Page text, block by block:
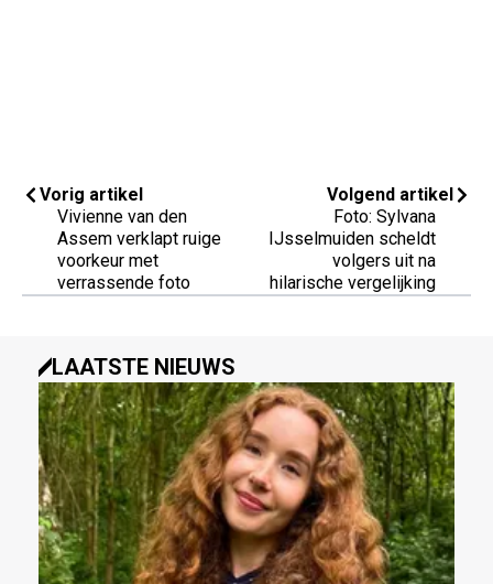
Vorig artikel
Vivienne van den
Assem verklapt ruige
voorkeur met
verrassende foto
Volgend artikel
Foto: Sylvana
IJsselmuiden scheldt
volgers uit na
hilarische vergelijking
LAATSTE NIEUWS